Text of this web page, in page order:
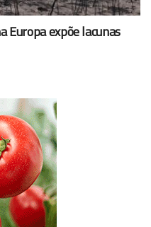
Europa expõe lacunas